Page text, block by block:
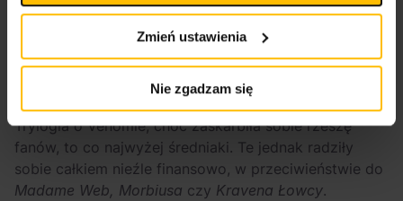
Polityka plików cookies
Zmień ustawienia
Nie zgadzam się
Dlaczegowszyscy boimy
sięklaunów?
Trylogia o Venomie, choć zaskarbiła sobie rzeszę
fanów, to co najwyżej średniaki. Te jednak radziły
sobie całkiem nieźle finansowo, w przeciwieństwie do
Madame Web, Morbiusa czy Kravena Łowcy.